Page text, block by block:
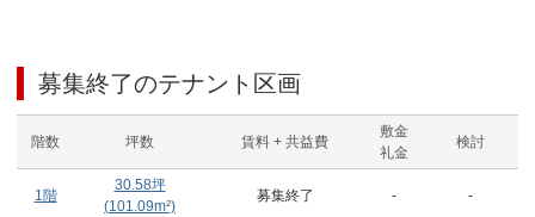
募集終了のテナント区画
階数 坪数 賃料 + 共益費
敷金
礼金
検討
1階
30.58坪
(101.09m²)
募集終了 - -